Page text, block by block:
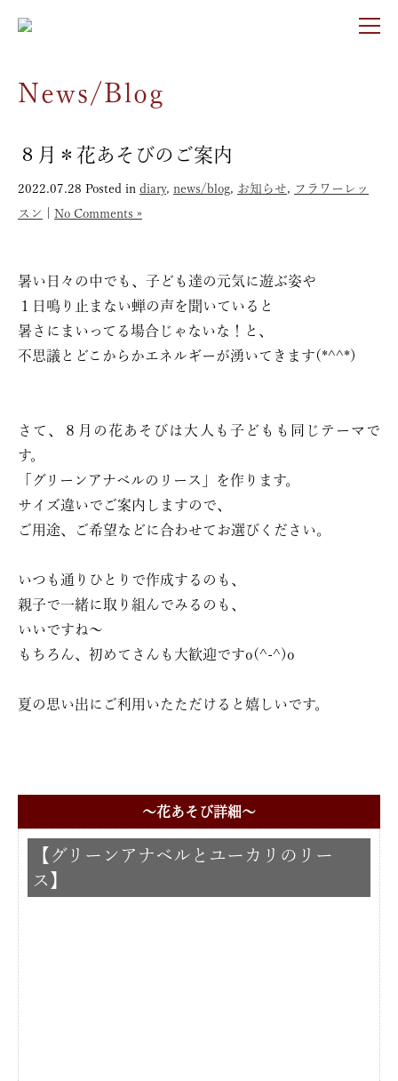
News/Blog
８月＊花あそびのご案内
2022.07.28 Posted in diary, news/blog, お知らせ, フラワーレッ
スン
No Comments »
暑い日々の中でも、子ども達の元気に遊ぶ姿や
１日鳴り止まない蝉の声を聞いていると
暑さにまいってる場合じゃないな！と、
不思議とどこからかエネルギーが湧いてきます(*^^*)
さて、８月の花あそびは大人も子どもも同じテーマで
す。
「グリーンアナベルのリース」を作ります。
サイズ違いでご案内しますので、
ご用途、ご希望などに合わせてお選びください。
いつも通りひとりで作成するのも、
親子で一緒に取り組んでみるのも、
いいですね〜
もちろん、初めてさんも大歓迎ですo(^-^)o
夏の思い出にご利用いたただけると嬉しいです。
〜花あそび詳細〜
【グリーンアナベルとユーカリのリー
ス】